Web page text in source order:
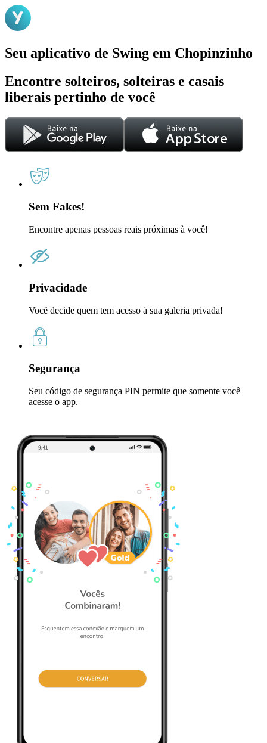
Seu aplicativo de Swing em Chopinzinho
Encontre solteiros, solteiras e casais
liberais pertinho de você
Sem Fakes!
Encontre apenas pessoas reais próximas à você!
Privacidade
Você decide quem tem acesso à sua galeria privada!
Segurança
Seu código de segurança PIN permite que somente você
acesse o app.